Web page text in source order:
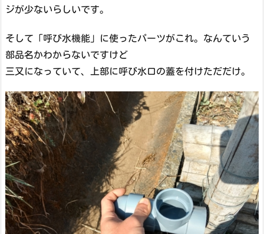
ジが少ないらしいです。
そして「呼び水機能」に使ったパーツがこれ。なんていう
部品名かわからないですけど
三又になっていて、上部に呼び水口の蓋を付けただだけ。